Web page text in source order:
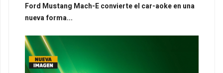
Ford Mustang Mach-E convierte el car-aoke en una
nueva forma...